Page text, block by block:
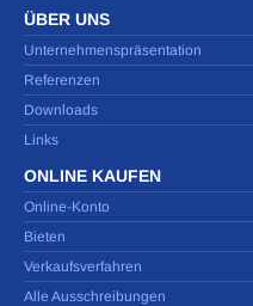
ÜBER UNS
Unternehmenspräsentation
Referenzen
Downloads
Links
ONLINE KAUFEN
Online-Konto
Bieten
Verkaufsverfahren
Alle Ausschreibungen